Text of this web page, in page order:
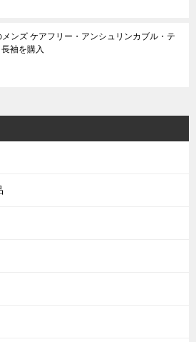
メンズ ケアフリー・アンシュリンカブル・テ
袖を購入